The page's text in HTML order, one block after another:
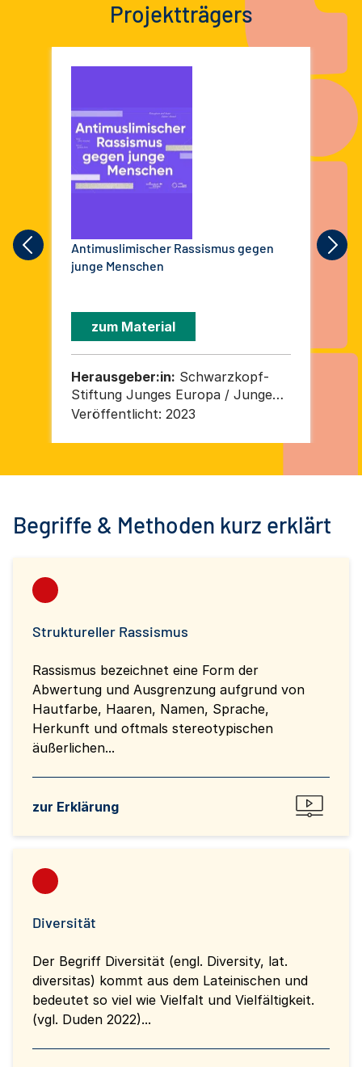
Projektträgers
Antimuslimischer Rassismus gegen
junge Menschen
zum Material
Herausgeber:in: Schwarzkopf-
Stiftung Junges Europa / Junge
Islam Konferenz
Veröffentlicht: 2023
Begriffe & Methoden kurz erklärt
Struktureller Rassismus
Rassismus bezeichnet eine Form der
Abwertung und Ausgrenzung aufgrund von
Hautfarbe, Haaren, Namen, Sprache,
Herkunft und oftmals stereotypischen
äußerlichen...
zur Erklärung
Diversität
Der Begriff Diversität (engl. Diversity, lat.
diversitas) kommt aus dem Lateinischen und
bedeutet so viel wie Vielfalt und Vielfältigkeit.
(vgl. Duden 2022)...